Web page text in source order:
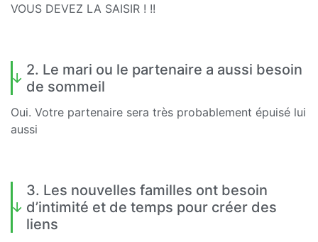
VOUS DEVEZ LA SAISIR ! !!
2. Le mari ou le partenaire a aussi besoin
de sommeil
Oui. Votre partenaire sera très probablement épuisé lui
aussi
3. Les nouvelles familles ont besoin
d’intimité et de temps pour créer des
liens